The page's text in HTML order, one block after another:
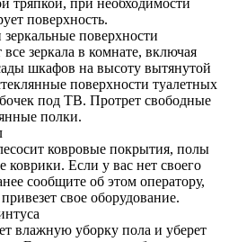
поверхность.
поверхности
зеркала в комнате, включая
шкафов на высоту вытянутой
поверхности туалетных
под ТВ. Протрет свободные
полки.
ковровые покрытия, полы
коврики. Если у вас нет своего
сообщите об этом оператору,
свое оборудование.
влажную уборку пола и уберет